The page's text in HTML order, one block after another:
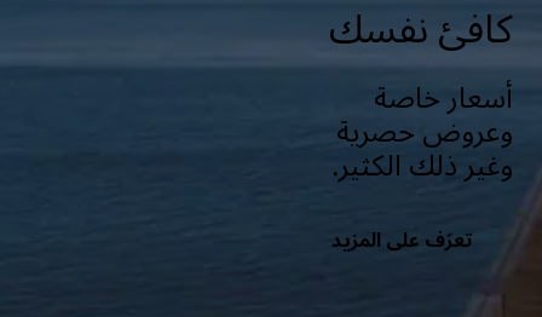
كافئ نفسك
أسعار خاصة
وعروض حصرية
وغير ذلك الكثير.
تعرّف على المزيد